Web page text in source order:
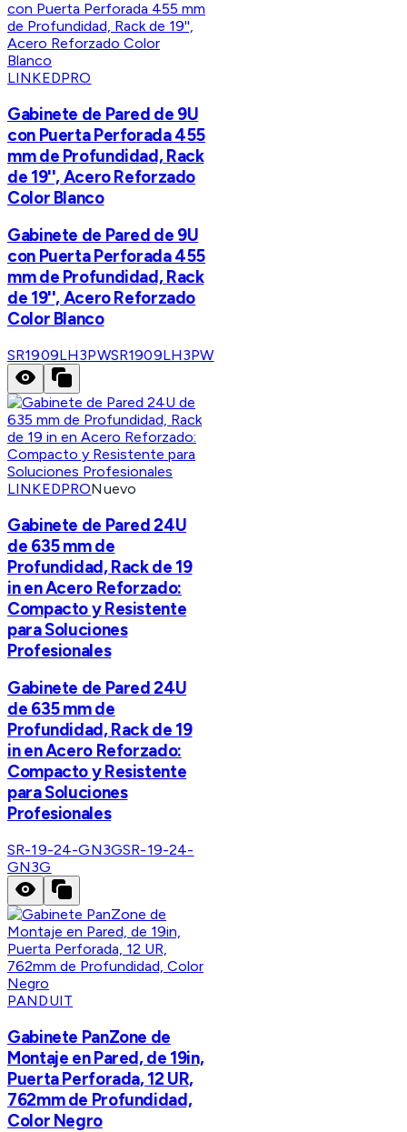
LINKEDPRO
Gabinete de Pared de 9U
con Puerta Perforada 455
mm de Profundidad, Rack
de 19'', Acero Reforzado
Color Blanco
Gabinete de Pared de 9U
con Puerta Perforada 455
mm de Profundidad, Rack
de 19'', Acero Reforzado
Color Blanco
SR1909LH3PWSR1909LH3PW
LINKEDPRONuevo
Gabinete de Pared 24U
de 635 mm de
Profundidad, Rack de 19
in en Acero Reforzado:
Compacto y Resistente
para Soluciones
Profesionales
Gabinete de Pared 24U
de 635 mm de
Profundidad, Rack de 19
in en Acero Reforzado:
Compacto y Resistente
para Soluciones
Profesionales
SR-19-24-GN3GSR-19-24-
GN3G
PANDUIT
Gabinete PanZone de
Montaje en Pared, de 19in,
Puerta Perforada, 12 UR,
762mm de Profundidad,
Color Negro